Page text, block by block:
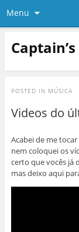
Menu
POSTED IN MÚSICA
Videos do
Acabei de me
nem coloquei os
certo que vocês já
mas deixo aqui